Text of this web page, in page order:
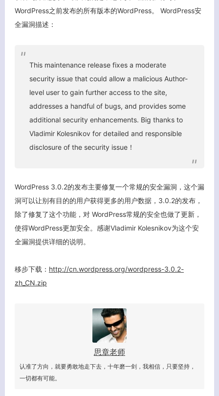
WordPress之前发布的所有版本的WordPress。 WordPress安
全漏洞描述：
This maintenance release fixes a moderate
security issue that could allow a malicious Author-
level user to gain further access to the site,
addresses a handful of bugs, and provides some
additional security enhancements. Big thanks to
Vladimir Kolesnikov for detailed and responsible
disclosure of the security issue！
WordPress 3.0.2的发布主要修复一个常规的安全漏洞，这个漏
洞可以让别有目的的用户获得更多的用户数据，3.0.2的发布，
除了修复了这个功能，对 WordPress常规的安全也做了更新，
使得WordPress更加安全。感谢Vladimir Kolesnikov为这个安
全漏洞提供详细的说明。
移步下载： http://cn.wordpress.org/wordpress-3.0.2-
zh_CN.zip
思章老师
认准了方向，就要勇敢地走下去，十年磨一剑，我相信，只要坚持，
一切都有可能。
客服小美